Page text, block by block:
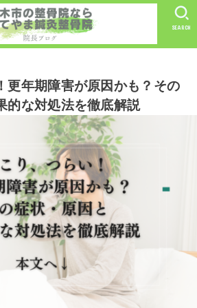
SEARCH
更年期障害が原因かも？その
的な対処法を徹底解説